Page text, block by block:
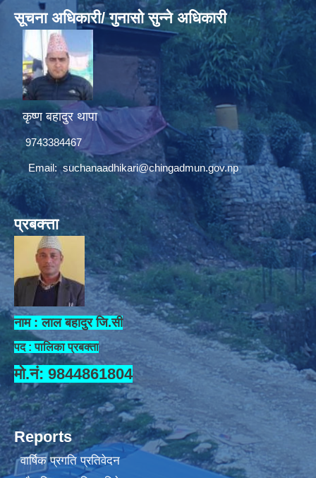
सूचना अधिकारी/ गुनासो सुन्ने अधिकारी
कृष्ण बहादुर थापा
9743384467
Email:suchanaadhikari@chingadmun.gov.np
प्रबक्त्ता
नाम : लाल बहादुर जि.सी
पद : पालिका प्रबक्ता
मो.नं: 9844861804
Reports
वार्षिक प्रगति प्रतिवेदन